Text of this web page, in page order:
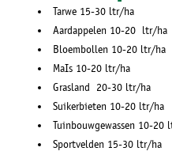
Tarwe 15-30 ltr/ha
Aardappelen 10-20 ltr/ha
Bloembollen 10-20 ltr/ha
MaIs 10-20 ltr/ha
Grasland 20-30 ltr/ha
Suikerbieten 10-20 ltr/ha
Tuinbouwgewassen 10-20
Sportvelden 15-30 ltr/ha